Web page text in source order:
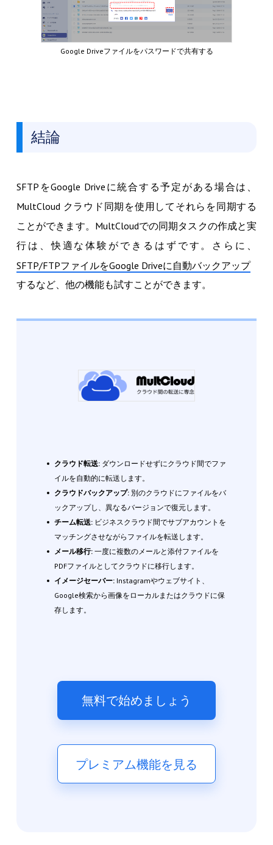
Google Driveファイルをパスワードで共有する
結論
SFTPをGoogle Driveに統合する予定がある場合は、
MultCloud クラウド同期を使用してそれらを同期する
ことができます。MultCloudでの同期タスクの作成と実
行は、快適な体験ができるはずです。さらに、
SFTP/FTPファイルをGoogle Driveに自動バックアップ
するなど、他の機能も試すことができます。
クラウド転送: ダウンロードせずにクラウド間でファ
イルを自動的に転送します。
クラウドバックアップ: 別のクラウドにファイルをバ
ックアップし、異なるバージョンで復元します。
チーム転送: ビジネスクラウド間でサブアカウントを
マッチングさせながらファイルを転送します。
メール移行:一度に複数のメールと添付ファイルを
PDFファイルとしてクラウドに移行します。
イメージセーバー:Instagramやウェブサイト、
Google検索から画像をローカルまたはクラウドに保
存します。
無料で始めましょう
プレミアム機能を見る